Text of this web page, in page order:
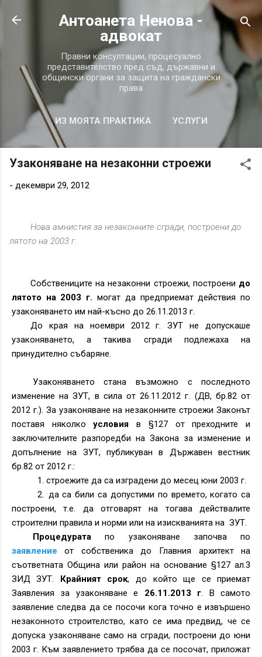
Пропускане към основното съдържание
Антоанета Ненова -
aдвокат
Правни консултации, процесуално
представителство пред съд, държавни и
общински органи за защита на граждански
права
ИЗ МОЯТА ПРАКТИКА УСЛУГИ
ВЪПРОСИ И ОТГОВОРИ ОЩЕ…
ЗА МЕН
Узаконяване на незаконни строежи
- декември 29, 2012
Нова амнистия за незаконните сгради, построени до
лятото на 2003 г.
Собствениците на незаконни строежи, построени до
лятото на 2003 г. могат да предприемат действия по
узаконяването им най-късно до 26.11.2013 г.
До края на ноември 2012 г. ЗУТ не допускаше
узаконяването, а такива сгради подлежаха на
принудително събаряне.
Узаконяването стана възможно с последното
изменение на ЗУТ, в сила от 26.11.2012 г. (ДВ, бр.82 от
2012 г.). За узаконяване на незаконните строежи Законът
поставя няколкоусловия в §127 от преходните и
заключителните разпоредби на Закона за изменение и
допълнение на ЗУТ, публикуван в Държавен вестник
бр.82 от 2012 г.:
1. строежите да са изградени до месец юни 2003 г.
2.
да са били са допустими по времето, когато са
построени, т.е. да отговарят на тогава действалите
строителни правила и норми или на изискванията на ЗУТ.
Процедуратапо узаконяване започва по
заявление от собственика до Главния архитект на
съответната Община или район на основание §127 ал.3
ЗИД ЗУТ. Крайният срок, до който ще се приемат
Заявления за узаконяване е 26.11.2013 г . В самото
заявление следва да се посочи кога точно е извършено
незаконното строителство, като се има предвид, че се
допуска узаконяване само на сгради, построени до юни
2003 г. Към заявлението трябва да се посочат, приложат